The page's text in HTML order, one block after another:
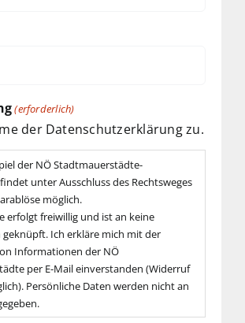
(erforderlich)
der Datenschutzerklärung zu.
der NÖ Stadtmauerstädte-
unter Ausschluss des Rechtsweges
möglich.
erfolgt freiwillig und ist an keine
geknüpft. Ich erkläre mich mit der
Informationen der NÖ
per E-Mail einverstanden (Widerruf
Persönliche Daten werden nicht an